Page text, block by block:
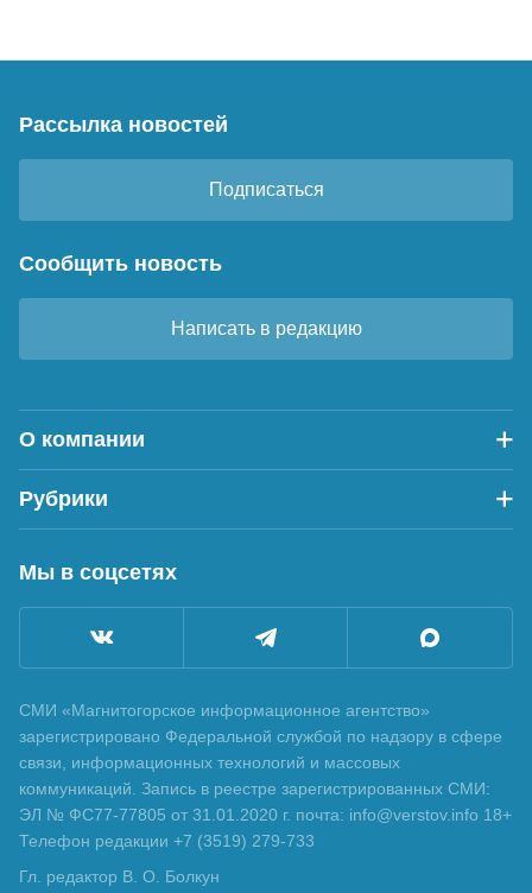
Рассылка новостей
Подписаться
Сообщить новость
Написать в редакцию
О компании
Рубрики
Мы в соцсетях
СМИ «Магнитогорское информационное агентство»
зарегистрировано Федеральной службой по надзору в сфере
связи, информационных технологий и массовых
коммуникаций. Запись в реестре зарегистрированных СМИ:
ЭЛ № ФС77-77805 от 31.01.2020 г. почта: info@verstov.info 18+
Телефон редакции +7 (3519) 279-733
Гл. редактор В. О. Болкун